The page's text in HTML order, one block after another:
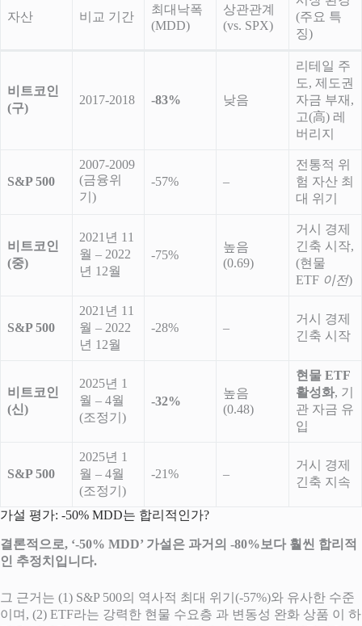
자산 비교 기간
최대낙폭
(MDD)
상관관계
(vs. SPX)
(주요 특
징)
비트코인
(구)
2017-2018 -83% 낮음
리테일 주
도, 제도권
자금 부재,
고(高) 레
버리지
S&P 500
2007-2009
(금융위
기)
-57% –
전통적 위
험 자산 최
대 위기
비트코인
(중)
2021년 11
월 – 2022
년 12월
-75%
높음
(0.69)
거시 경제
긴축 시작,
(현물
ETF 이전)
S&P 500
2021년 11
월 – 2022
년 12월
-28% –
거시 경제
긴축 시작
비트코인
(신)
2025년 1
월 – 4월
(조정기)
-32%
높음
(0.48)
현물 ETF
활성화, 기
관 자금 유
입
S&P 500
2025년 1
월 – 4월
(조정기)
-21% –
거시 경제
긴축 지속
가설 평가: -50% MDD는 합리적인가?
결론적으로, ‘-50% MDD’ 가설은 과거의 -80%보다 훨씬 합리적
인 추정치입니다.
그 근거는 (1) S&P 500의 역사적 최대 위기(-57%)와 유사한 수준
이며, (2) ETF라는 강력한 현물 수요층 과 변동성 완화 상품 이 하